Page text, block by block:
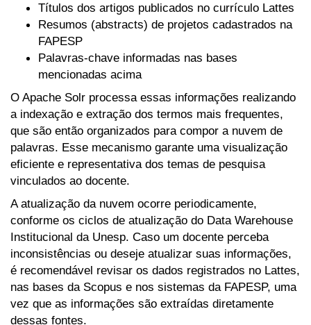
Títulos dos artigos publicados no currículo Lattes
Resumos (abstracts) de projetos cadastrados na
FAPESP
Palavras-chave informadas nas bases
mencionadas acima
O Apache Solr processa essas informações realizando
a indexação e extração dos termos mais frequentes,
que são então organizados para compor a nuvem de
palavras. Esse mecanismo garante uma visualização
eficiente e representativa dos temas de pesquisa
vinculados ao docente.
A atualização da nuvem ocorre periodicamente,
conforme os ciclos de atualização do Data Warehouse
Institucional da Unesp. Caso um docente perceba
inconsistências ou deseje atualizar suas informações,
é recomendável revisar os dados registrados no Lattes,
nas bases da Scopus e nos sistemas da FAPESP, uma
vez que as informações são extraídas diretamente
dessas fontes.